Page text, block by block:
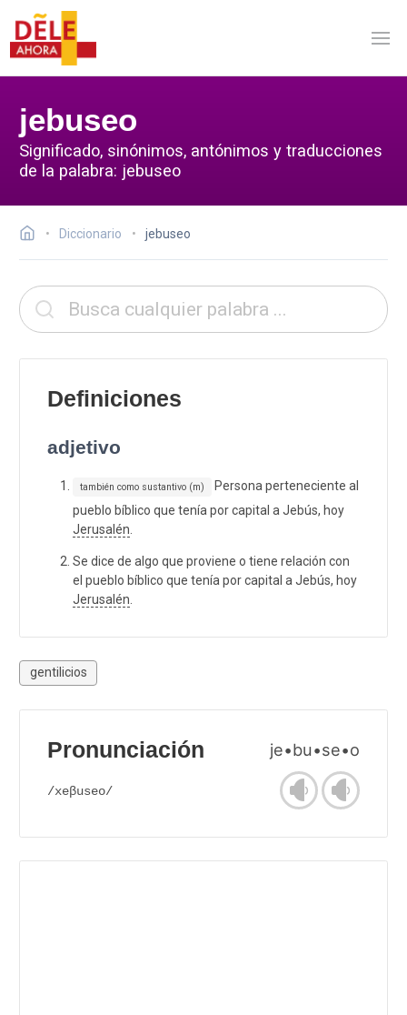
jebuseo
Significado, sinónimos, antónimos y traducciones
de la palabra: jebuseo
Diccionario jebuseo
Definiciones
adjetivo
también como sustantivo (m)
Persona perteneciente al
pueblo bíblico que tenía por capital a Jebús, hoy
Jerusalén
Se dice de algo que proviene o tiene relación con
el pueblo bíblico que tenía por capital a Jebús, hoy
Jerusalén
gentilicios
Pronunciación je•bu•se•o
/xeβuseo/